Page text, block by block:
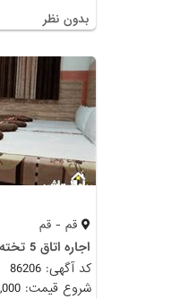
بدون نظر
قم - قم
اجاره اتاق 5 تخته
کد آگهی: 86206
شروع قیمت: 960,000 تومان